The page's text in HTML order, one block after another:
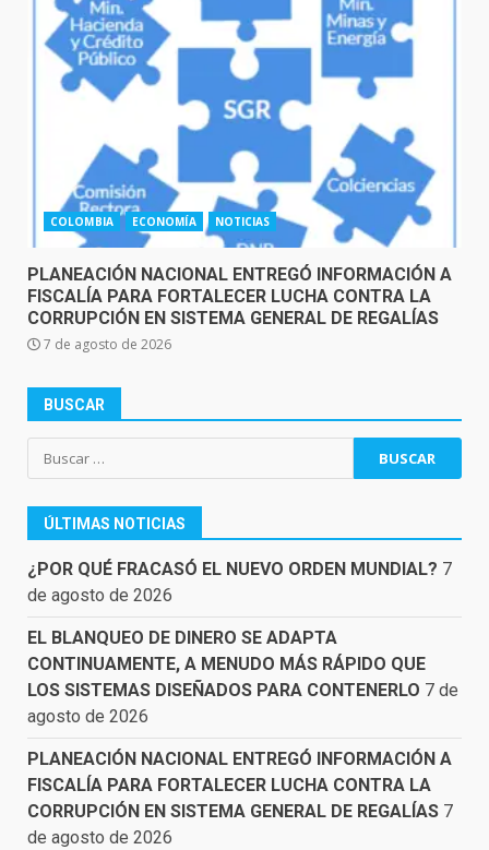
COLOMBIA ECONOMÍA NOTICIAS
PLANEACIÓN NACIONAL ENTREGÓ INFORMACIÓN A
FISCALÍA PARA FORTALECER LUCHA CONTRA LA
CORRUPCIÓN EN SISTEMA GENERAL DE REGALÍAS
7 de agosto de 2026
BUSCAR
Buscar:
ÚLTIMAS NOTICIAS
¿POR QUÉ FRACASÓ EL NUEVO ORDEN MUNDIAL? 7
de agosto de 2026
EL BLANQUEO DE DINERO SE ADAPTA
CONTINUAMENTE, A MENUDO MÁS RÁPIDO QUE
LOS SISTEMAS DISEÑADOS PARA CONTENERLO 7 de
agosto de 2026
PLANEACIÓN NACIONAL ENTREGÓ INFORMACIÓN A
FISCALÍA PARA FORTALECER LUCHA CONTRA LA
CORRUPCIÓN EN SISTEMA GENERAL DE REGALÍAS 7
de agosto de 2026